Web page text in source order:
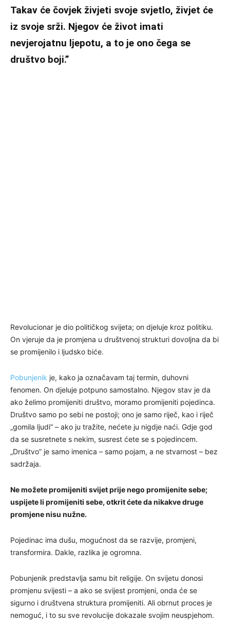
Takav će čovjek živjeti svoje svjetlo, živjet će
iz svoje srži. Njegov će život imati
nevjerojatnu ljepotu, a to je ono čega se
društvo boji.”
Revolucionar je dio političkog svijeta; on djeluje kroz politiku.
On vjeruje da je promjena u društvenoj strukturi dovoljna da bi
se promijenilo i ljudsko biće.
Pobunjenik je, kako ja označavam taj termin, duhovni
fenomen. On djeluje potpuno samostalno. Njegov stav je da
ako želimo promijeniti društvo, moramo promijeniti pojedinca.
Društvo samo po sebi ne postoji; ono je samo riječ, kao i riječ
„gomila ljudi” – ako ju tražite, nećete ju nigdje naći. Gdje god
da se susretnete s nekim, susrest ćete se s pojedincem.
„Društvo” je samo imenica – samo pojam, a ne stvarnost – bez
sadržaja.
Ne možete promijeniti svijet prije nego promijenite sebe;
uspijete li promijeniti sebe, otkrit ćete da nikakve druge
promjene nisu nužne.
Pojedinac ima dušu, mogućnost da se razvije, promjeni,
transformira. Dakle, razlika je ogromna.
Pobunjenik predstavlja samu bit religije. On svijetu donosi
promjenu svijesti – a ako se svijest promjeni, onda će se
sigurno i društvena struktura promijeniti. Ali obrnut proces je
nemoguć, i to su sve revolucije dokazale svojim neuspjehom.